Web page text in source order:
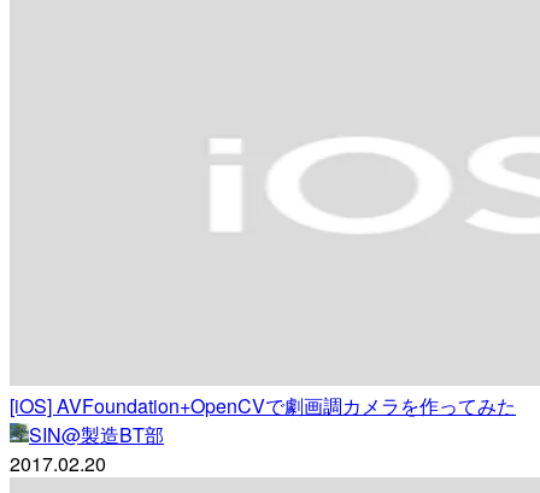
[iOS] AVFoundation+OpenCVで劇画調カメラを作ってみた
SIN@製造BT部
2017.02.20